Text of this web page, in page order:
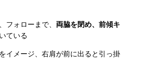
フォローまで、 両脇を閉め、前傾キ
ている
をイメージ、右肩が前に出ると引っ掛